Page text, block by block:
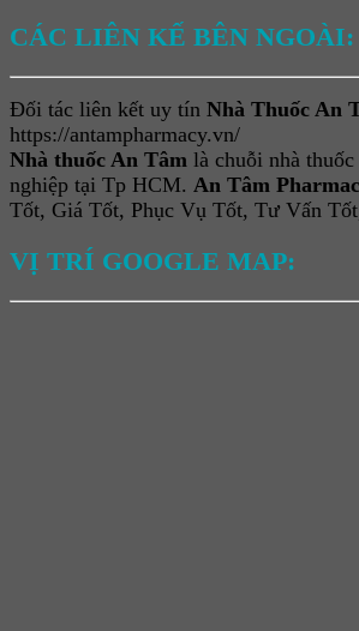
CÁC LIÊN KẾ BÊN NGOÀI:
Đối tác liên kết uy tín Nhà Thuốc An
https://antampharmacy.vn/
Nhà thuốc An Tâm là chuỗi nhà
nghiệp tại Tp HCM. An Tâm
Tốt, Giá Tốt, Phục Vụ Tốt, Tư Vấn
VỊ TRÍ GOOGLE MAP: